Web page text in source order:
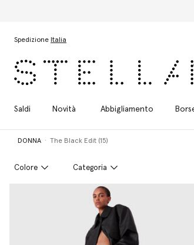
Spedizione Italia
Saldi Novità Abbigliamento
DONNA The Black Edit (15)
Colore Categoria